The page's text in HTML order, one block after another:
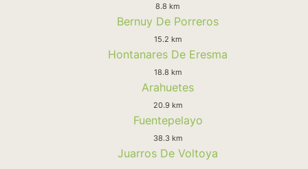
8.8 km
Bernuy De Porreros
15.2 km
Hontanares De Eresma
18.8 km
Arahuetes
20.9 km
Fuentepelayo
38.3 km
Juarros De Voltoya